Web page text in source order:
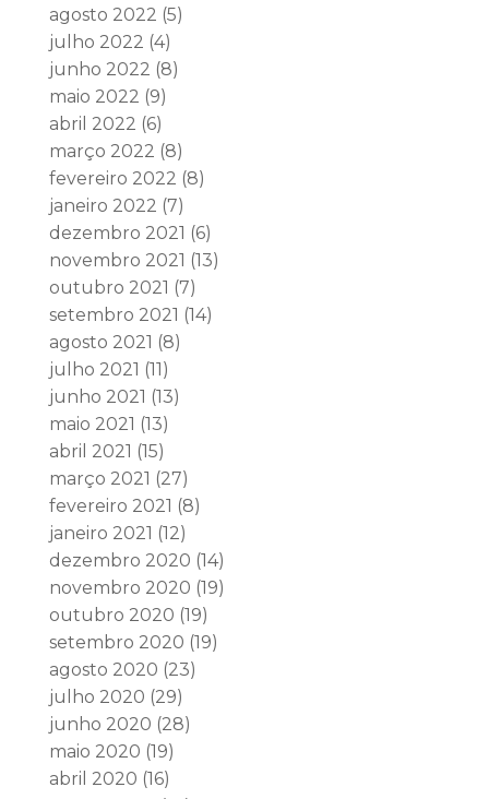
agosto 2022 (5)
julho 2022 (4)
junho 2022 (8)
maio 2022 (9)
abril 2022 (6)
março 2022 (8)
fevereiro 2022 (8)
janeiro 2022 (7)
dezembro 2021 (6)
novembro 2021 (13)
outubro 2021 (7)
setembro 2021 (14)
agosto 2021 (8)
julho 2021 (11)
junho 2021 (13)
maio 2021 (13)
abril 2021 (15)
março 2021 (27)
fevereiro 2021 (8)
janeiro 2021 (12)
dezembro 2020 (14)
novembro 2020 (19)
outubro 2020 (19)
setembro 2020 (19)
agosto 2020 (23)
julho 2020 (29)
junho 2020 (28)
maio 2020 (19)
abril 2020 (16)